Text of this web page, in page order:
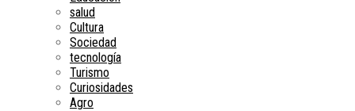
salud
Cultura
Sociedad
tecnología
Turismo
Curiosidades
Agro